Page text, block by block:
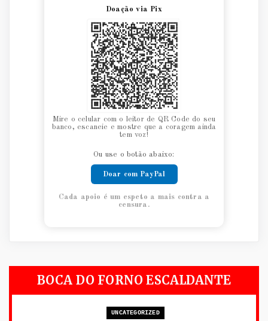
Doação via Pix
Mire o celular com o leitor de QR Code do seu
banco, escaneie e mostre que a coragem ainda
tem voz!
Ou use o botão abaixo:
Doar com PayPal
Cada apoio é um espeto a mais contra a
censura.
BOCA DO FORNO ESCALDANTE
UNCATEGORIZED